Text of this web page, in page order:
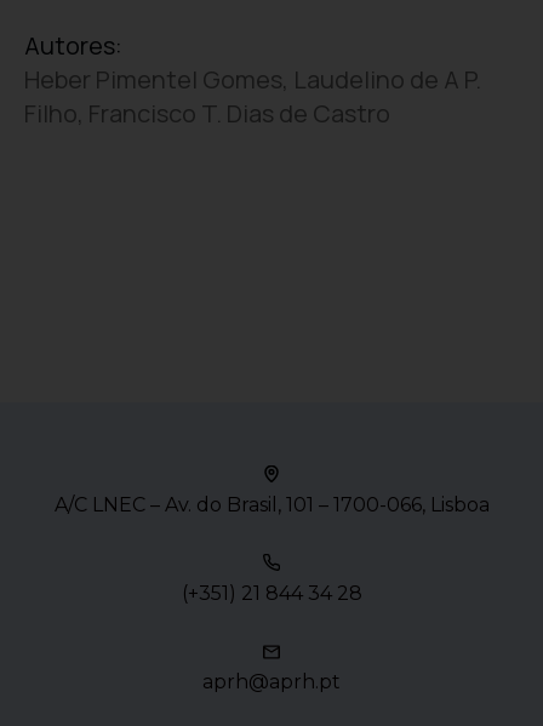
Autores:
Heber Pimentel Gomes, Laudelino de A P.
Filho, Francisco T. Dias de Castro
A/C LNEC – Av. do Brasil, 101 – 1700-066, Lisboa
(+351) 21 844 34 28
aprh@aprh.pt